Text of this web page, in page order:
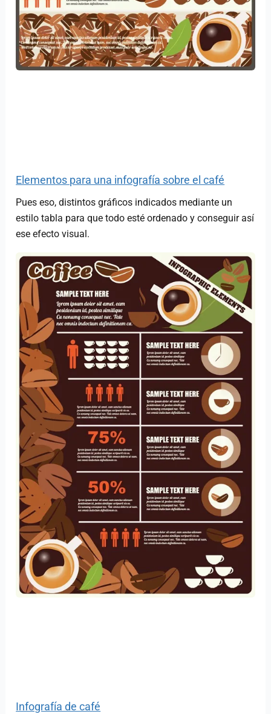
Elementos para una infografía sobre el café
Pues eso, distintos gráficos indicados mediante un
estilo tabla para que todo esté ordenado y conseguir así
ese efecto visual.
Infografía de café